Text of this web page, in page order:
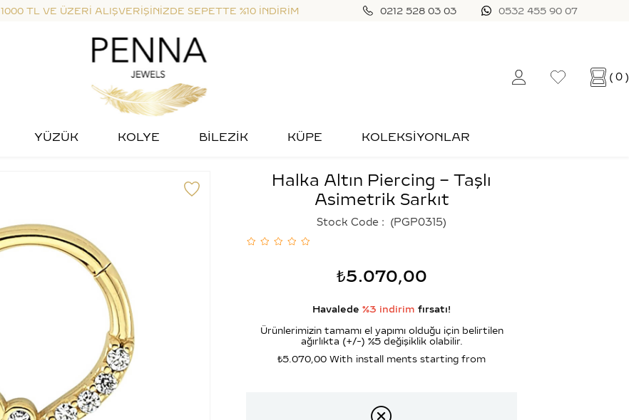
1000 TL VE ÜZERİ ALIŞVERİŞİNİZDE SEPETTE %10 İNDİRİM 0212 528 03 03 0532 455 90 07
0
YÜZÜK KOLYE BİLEZİK KÜPE KOLEKSİYONLAR
Halka Altın Piercing – Taşlı
Asimetrik Sarkıt
Stock Code (PGP0315)
₺5.070,00
Havalede %3 indirim fırsatı!
Ürünlerimizin tamamı el yapımı olduğu için belirtilen
ağırlıkta (+/-) %5 değişiklik olabilir.
₺5.070,00 With install ments starting from